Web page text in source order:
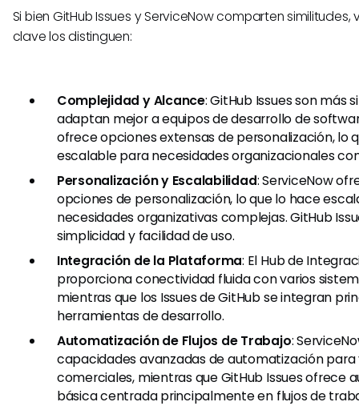
Si bien GitHub Issues y ServiceNow comparten
clave los distinguen:
Complejidad y Alcance: GitHub Issues son más
adaptan mejor a equipos de desarrollo de
ofrece opciones extensas de personalización, lo
escalable para necesidades organizacionales
Personalización y Escalabilidad: ServiceNow
opciones de personalización, lo que lo hace
necesidades organizativas complejas. GitHub
simplicidad y facilidad de uso.
Integración de la Plataforma: El Hub de
proporciona conectividad fluida con varios
mientras que los Issues de GitHub se integran
herramientas de desarrollo.
Automatización de Flujos de Trabajo:
capacidades avanzadas de automatización para
comerciales, mientras que GitHub Issues ofrece
básica centrada principalmente en flujos de